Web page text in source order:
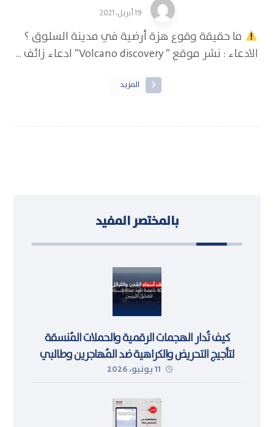
19 أبريل، 2021
ما حقيقة وقوع هزة أرضية في مدينة السلوق ؟
الادعاء : نشر موقع ” Volcano discovery” ادعاء زائف ...
المزيد
بالمختصر المفيد
كيف تُدار الهجمات الرقمية والحملات المُنسقة
لتأجيج التحريض والكراهية ضد المُهاجرين وطالبي
اللجوء في ليبيا
11 يونيو، 2026